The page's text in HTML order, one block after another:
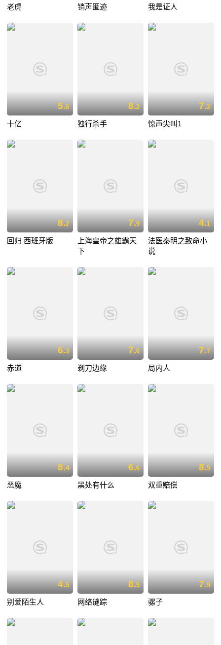
老虎 销声匿迹 我是证人
5.6
十亿
8.2
独行杀手
7.2
惊声尖叫1
8.2
回归 西班牙版
7.9
上海皇帝之雄霸天
下
4.1
法医秦明之致命小
说
6.3
赤道
7.6
剃刀边缘
7.7
局内人
8.4
恶魔
6.6
黑处有什么
8.5
双重赔偿
4.5
别爱陌生人
8.5
网络谜踪
7.9
骡子